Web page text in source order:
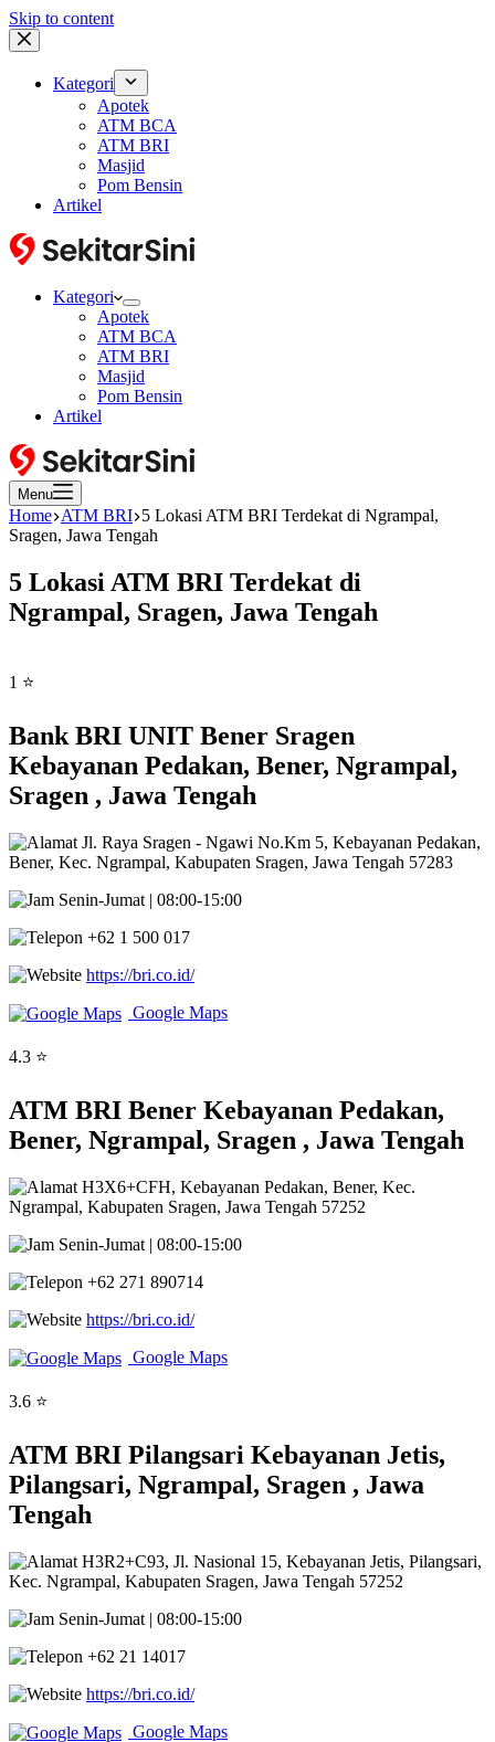
Skip to content
Kategori
Apotek
ATM BCA
ATM BRI
Masjid
Pom Bensin
Artikel
Kategori
Apotek
ATM BCA
ATM BRI
Masjid
Pom Bensin
Artikel
Menu
Home ATM BRI 5 Lokasi ATM BRI Terdekat di Ngrampal,
Sragen, Jawa Tengah
5 Lokasi ATM BRI Terdekat di
Ngrampal, Sragen, Jawa Tengah
1 ⭐
Bank BRI UNIT Bener Sragen
Kebayanan Pedakan, Bener, Ngrampal,
Sragen , Jawa Tengah
Jl. Raya Sragen - Ngawi No.Km 5, Kebayanan Pedakan,
Bener, Kec. Ngrampal, Kabupaten Sragen, Jawa Tengah 57283
Senin-Jumat | 08:00-15:00
+62 1 500 017
https://bri.co.id/
Google Maps
4.3 ⭐
ATM BRI Bener Kebayanan Pedakan,
Bener, Ngrampal, Sragen , Jawa Tengah
H3X6+CFH, Kebayanan Pedakan, Bener, Kec.
Ngrampal, Kabupaten Sragen, Jawa Tengah 57252
Senin-Jumat | 08:00-15:00
+62 271 890714
https://bri.co.id/
Google Maps
3.6 ⭐
ATM BRI Pilangsari Kebayanan Jetis,
Pilangsari, Ngrampal, Sragen , Jawa
Tengah
H3R2+C93, Jl. Nasional 15, Kebayanan Jetis, Pilangsari,
Kec. Ngrampal, Kabupaten Sragen, Jawa Tengah 57252
Senin-Jumat | 08:00-15:00
+62 21 14017
https://bri.co.id/
Google Maps